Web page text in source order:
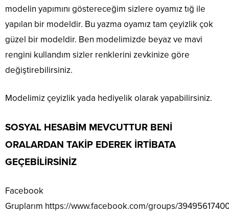
modelin yapımını göstereceğim sizlere oyamız tığ ile
yapılan bir modeldir. Bu yazma oyamız tam çeyizlik çok
güzel bir modeldir. Ben modelimizde beyaz ve mavi
rengini kullandım sizler renklerini zevkinize göre
değiştirebilirsiniz.
Modelimiz çeyizlik yada hediyelik olarak yapabilirsiniz.
SOSYAL HESABİM MEVCUTTUR BENİ
ORALARDAN TAKİP EDEREK İRTİBATA
GEÇEBİLİRSİNİZ
Facebook
Gruplarım https://www.facebook.com/groups/